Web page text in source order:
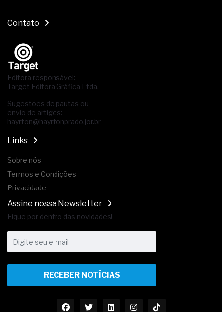
Contato
Editora responsável:
Target Editora Gráfica Ltda.
Sugestões de pautas ou
envio de artigos:
hayrton@hayrtonprado.jor.br
Links
Sobre nós
Termos e Condições
Privacidade
Assine nossa Newsletter
Fique por dentro das novidades!
RECEBER NOTÍCIAS